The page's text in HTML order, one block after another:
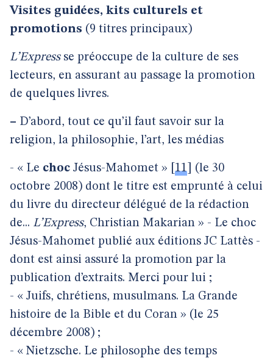
Visites guidées, kits culturels et
promotions (9 titres principaux)
L’Expressse préoccupe de la culture de ses
lecteurs, en assurant au passage la promotion
de quelques livres.
– D’abord, tout ce qu’il faut savoir sur la
religion, la philosophie, l’art, les médias
- « Le choc Jésus-Mahomet » 11
(le 30
octobre 2008) dont le titre est emprunté à celui
du livre du directeur délégué de la rédaction
de... L’Express, Christian Makarian » - Le choc
Jésus-Mahomet publié aux éditions JC Lattès -
dont est ainsi assuré la promotion par la
publication d’extraits. Merci pour lui ;
- « Juifs, chrétiens, musulmans. La Grande
histoire de la Bible et du Coran » (le 25
décembre 2008) ;
- « Nietzsche. Le philosophe des temps